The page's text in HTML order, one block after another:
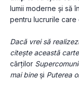
lumii moderne și să
pentru lucrurile care
Dacă vrei să
citește această
cărților
mai bine și Puterea